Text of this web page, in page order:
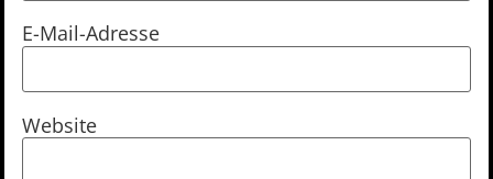
E-Mail-Adresse
Website